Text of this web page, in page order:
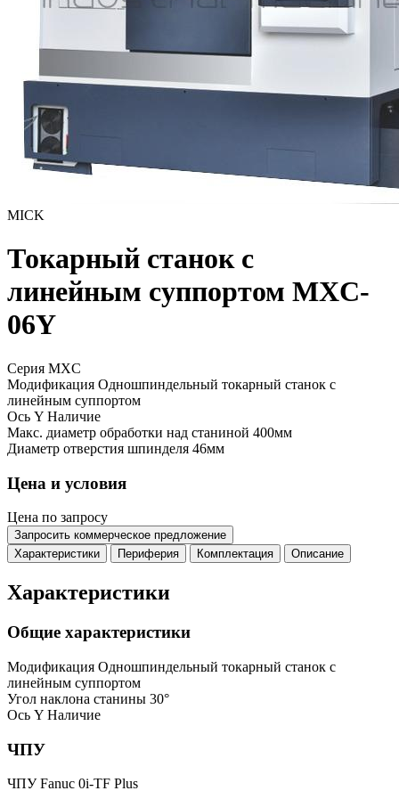
MICK
Токарный станок с
линейным суппортом MXC-
06Y
Серия MXC
Модификация Одношпиндельный токарный станок с
линейным суппортом
Ось Y Наличие
Макс. диаметр обработки над станиной 400мм
Диаметр отверстия шпинделя 46мм
Цена и условия
Цена по запросу
Запросить коммерческое предложение
Характеристики
Периферия Комплектация Описание
Характеристики
Общие характеристики
Модификация Одношпиндельный токарный станок с
линейным суппортом
Угол наклона станины 30°
Ось Y Наличие
ЧПУ
ЧПУ Fanuc 0i-TF Plus